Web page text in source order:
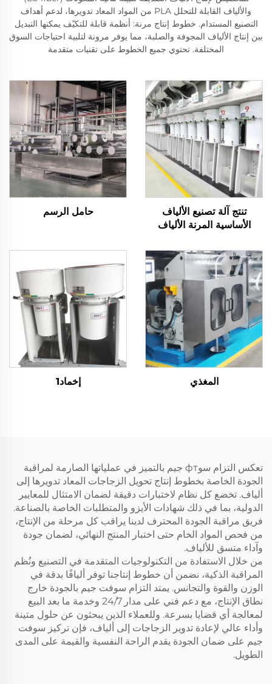
والألياف القابلة للتحلل PLA من المواد المعاد تدويرها، لدعم أهداف
التصنيع المستدام. خطوط إنتاج مرنة: أنظمة قابلة للتكيّف يمكنها التبديل
بين إنتاج الألياف المجوفة والصلبة، مما يوفر مرونة لتلبية احتياجات السوق
المختلفة. تحتوي جميع الخطوط على تقنيات متقدمة
تنتج آلة تصنيع الألياف
الأساسية المرنة الألياف
حامل الرسم
المغذي إخماد1
تعكس التزام سوфт جيم بالتميز في عملياتها الصارمة لمراقبة
الجودة الخاصة بخطوط إنتاج تحويل الزجاجات المعاد تدويرها إلى
ألياف. تخضع كل نظام لاختبارات دقيقة لضمان الامتثال للمعايير
الدولية، بما في ذلك شهادات الأيزو والمتطلبات الخاصة بالصناعة.
فريق مراقبة الجودة المحترف لدينا يراقب كل مرحلة من الإنتاج،
من فحص المواد الخام حتى اختبار المنتج النهائي، لضمان جودة
وآداء متسق للألياف.
من خلال الاستفادة من التكنولوجيات المتقدمة في التصنيع ونُظم
المراقبة الذكية، نضمن أن خطوط إنتاجنا توفر أليافًا بدقة في
الوزن والقوة والتجانس. يمتد التزام سوفت جيم بالجودة خارج
نطاق الإنتاج، مع دعم فني على مدار 24/7 وخدمة ما بعد البيع
لمعالجة أي قضايا بسرعة. وللعملاء الذين يبحثون عن حلول متينة
وأداء عالي لإعادة تدوير الزجاجات إلى ألياف، فإن تركيز سوفت
جيم على ضمان الجودة يقدم الراحة النفسية والقيمة على المدى
الطويل.